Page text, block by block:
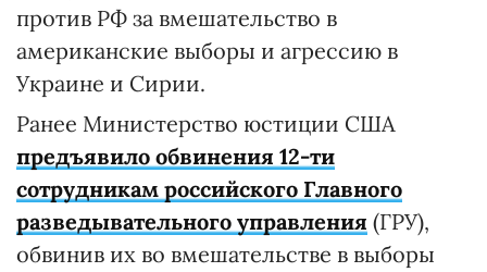
против РФ за вмешательство в
американские выборы и агрессию в
Украине и Сирии.
Ранее Министерство юстиции США
предъявило обвинения 12-ти
сотрудникам российского Главного
разведывательного управления (ГРУ),
обвинив их во вмешательстве в выборы